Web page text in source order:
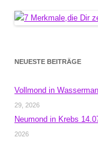
NEUESTE BEITRÄGE
Vollmond in
29, 2026
Neumond in Krebs
2026